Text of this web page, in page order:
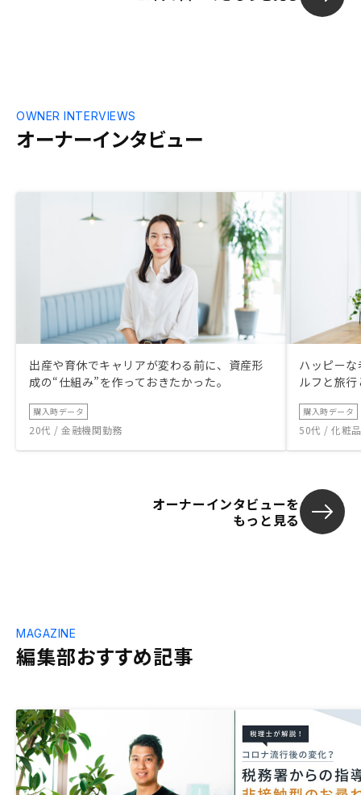
いただくと良
オーナーインタビュー
OWNER INTERVIEWS
出産や育休でキャリアが変わる前に、資産形
成の“仕組み”を作っておきたかった。
購入時データ
20代 / 金融機関勤務
ハッピー
ルフと旅
購入時データ
50代 / 化粧
オーナーインタビューを
もっと見る
編集部おすすめ記事
MAGAZINE